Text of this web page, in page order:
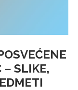
– SLIKE,